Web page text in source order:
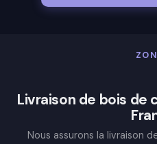
Livraison de bois
Nous assurons la livraison